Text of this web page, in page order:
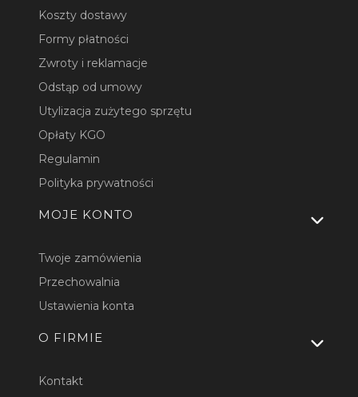
Koszty dostawy
Formy płatności
Zwroty i reklamacje
Odstąp od umowy
Utylizacja zużytego sprzętu
Opłaty KGO
Regulamin
Polityka prywatności
MOJE KONTO
Twoje zamówienia
Przechowalnia
Ustawienia konta
O FIRMIE
Kontakt